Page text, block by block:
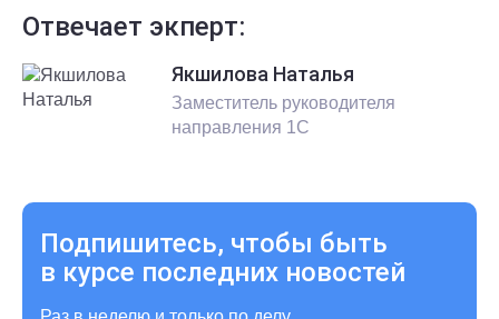
Отвечает экперт:
Якшилова Наталья
Заместитель руководителя
направления 1С
Подпишитесь, чтобы быть
в курсе последних новостей